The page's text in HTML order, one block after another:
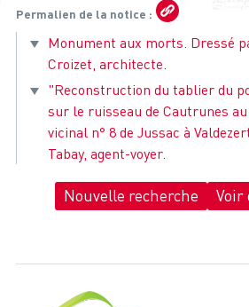
Permalien de la notice
Monument aux morts. Dressé
Croizet, architecte.
"Reconstruction du tablier du
sur le ruisseau de Cautrunes
vicinal n° 8 de Jussac à
Tabay, agent-voyer.
Nouvelle recherche Voir